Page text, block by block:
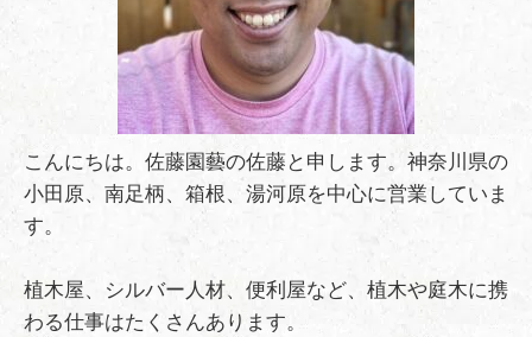
こんにちは。佐藤園藝の佐藤と申します。神奈川県の
小田原、南足柄、箱根、湯河原を中心に営業していま
す。
植木屋、シルバー人材、便利屋など、植木や庭木に携
わる仕事はたくさんあります。